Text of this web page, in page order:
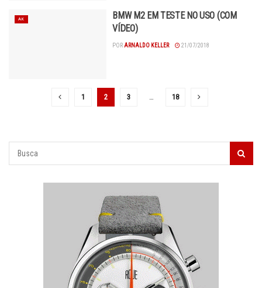
AK
BMW M2 EM TESTE NO USO (COM
VÍDEO)
POR ARNALDO KELLER 21/07/2018
1 2 3 … 18